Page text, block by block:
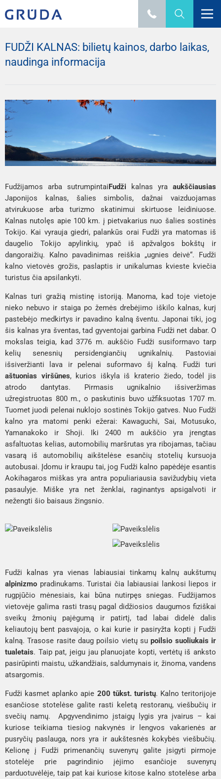
FUDŽI KALNAS: bilietų kainos, darbo laikas,
naudinga informacija
Fudžijamos arba sutrumpintaiFudži kalnas yra aukščiausias
Japonijos kalnas, šalies simbolis, dažnai vaizduojamas
atvirukuose arba turizmo skatinimui skirtuose leidiniuose.
Kalnas nutolęs apie 100 km. į pietvakarius nuo šalies sostinės
Tokijo. Kai vyrauja giedri, palankūs orai Fudži yra matomas iš
daugelio Tokijo apylinkių, ypač iš apžvalgos bokštų ir
dangoraižių. Kalno pavadinimas reiškia „ugnies deivė“. Fudži
kalno vietovės grožis, paslaptis ir unikalumas kvieste kviečia
turistus čia apsilankyti.
Kalnas turi gražią mistinę istoriją. Manoma, kad toje vietoje
nieko nebuvo ir staiga po žemės drebėjimo iškilo kalnas, kurį
pastebėjo medkirtys ir pavadino kalną šventu. Japonai tiki, jog
šis kalnas yra šventas, tad gyventojai garbina Fudži net dabar. O
mokslas teigia, kad 3776 m. aukščio Fudži susiformavo tarp
kelių senesnių persidengiančių ugnikalnių. Pastoviai
aštuonias viršūnes, kurios iškyla iš kraterio žiedo, todėl jis
atrodo dantytas. Pirmasis ugnikalnio išsiveržimas
užregistruotas 800 m., o paskutinis buvo užfiksuotas 1707 m.
Tuomet juodi pelenai nuklojo sostinės Tokijo gatves. Nuo Fudži
kalno yra matomi penki ežerai: Kawaguchi, Sai, Motusuko,
Yamanakoko ir Shoji. Iki 2400 m aukščio yra įrengtas
asfaltuotas kelias, automobilių maršrutas yra ribojamas, tačiau
vasarą iš automobilių aikštelėse esančių stotelių kursuoja
Aokihagaros miškas yra antra populiariausia savižudybių vieta
pasaulyje. Miške yra net ženklai, raginantys apsigalvoti ir
nežengti šio baisaus žingsnio.
alpinizmo pradinukams. Turistai čia labiausiai lankosi liepos ir
rugpjūčio mėnesiais, kai būna nutirpęs sniegas. Fudžijamos
vietovėje galima rasti trasų pagal didžiosios daugumos fiziškai
sveikų žmonių pajėgumą ir patirtį, tad labai didelė dalis
keliautojų bent pasvajoja, o kai kurie ir pasiryžta kopti į Fudži
kalną. Trasose rasite daug poilsio vietų su poilsio suoliukais ir
tualetais. Taip pat, jeigu jau planuojate kopti, vertėtų iš anksto
pasirūpinti maistu, užkandžiais, saldumynais ir, žinoma, vandens
atsargomis.
Fudži kasmet aplanko apie 200 tūkst. turistų. Kalno teritorijoje
esančiose stotelėse galite rasti keletą restoranų, viešbučių ir
svečių namų.  Apgyvendinimo įstaigų lygis yra įvairus – kai
kuriose teikiama tiesiog nakvynės ir lengvos vakarienės ar
pusryčių paslauga, nors yra ir aukštesnės kokybės viešbučių.
Kelionę į Fudži primenančių suvenyrų galite įsigyti pirmoje
stotelėje prie pagrindinio įėjimo esančioje suvenyrų
parduotuvėlėje, taip pat kai kuriose kitose kalno stotelėse arba